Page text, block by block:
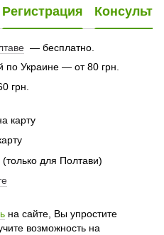
Регистрация
— бесплатно.
по Украине — от 80 грн.
грн.
карту
для Полтави)
на сайте, Вы упростите
возможность на